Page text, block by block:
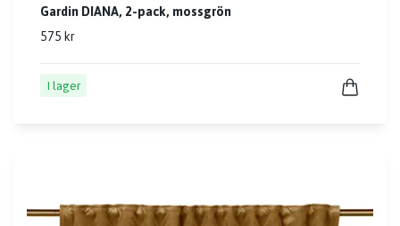
Gardin DIANA, 2-pack, mossgrön
575 kr
I lager